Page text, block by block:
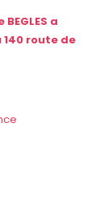
a
route de